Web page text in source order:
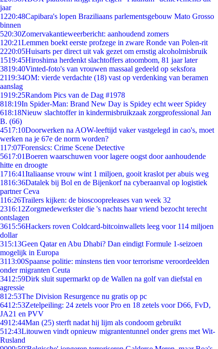
jaar
1220:48Capibara's lopen Braziliaans parlementsgebouw Mato Grosso
binnen
520:30Zomervakantieweerbericht: aanhoudend zomers
1 20:21Lemmen boekt eerste profzege in zware Ronde van Polen-rit
2220:05Huisarts per direct uit vak gezet om ernstig alcoholmisbruik
1519:45Hiroshima herdenkt slachtoffers atoombom, 81 jaar later
3819:40Vinted-foto's van vrouwen massaal gedeeld op seksfora
2119:34OM: vierde verdachte (18) vast op verdenking van beramen
aanslag
1919:25Random Pics van de Dag #1978
818:19In Spider-Man: Brand New Day is Spidey echt weer Spidey
618:18Nieuw slachtoffer in kindermisbruikzaak zorgprofessional Jan
B. (66)
4517:10Doorwerken na AOW-leeftijd vaker vastgelegd in cao's, moet
werken na je 67e de norm worden?
117:07Forensics: Crime Scene Detective
5617:01Boeren waarschuwen voor lagere oogst door aanhoudende
hitte en droogte
1716:41Italiaanse vrouw wint 1 miljoen, gooit kraslot per abuis weg
1816:36Datalek bij Bol en de Bijenkorf na cyberaanval op logistiek
partner Ceva
116:26Trailers kijken: de bioscoopreleases van week 32
2316:12Zorgmedewerkster die 's nachts haar vriend bezocht terecht
ontslagen
3615:56Hackers roven Coldcard-bitcoinwallets leeg voor 114 miljoen
dollar
315:13Geen Qatar en Abu Dhabi? Dan eindigt Formule 1-seizoen
mogelijk in Europa
3113:00Spaanse politie: minstens tien voor terrorisme veroordeelden
onder migranten Ceuta
3412:59Dirk sluit supermarkt op de Wallen na golf van diefstal en
agressie
812:53The Division Resurgence nu gratis op pc
6412:53Zetelpeiling: 24 zetels voor Pro en 18 zetels voor D66, FvD,
JA21 en PVV
4912:44Man (25) sterft nadat hij lijm als condoom gebruikt
512:43Litouwen vindt opnieuw migrantentunnel onder grens met Wit-
Rusland